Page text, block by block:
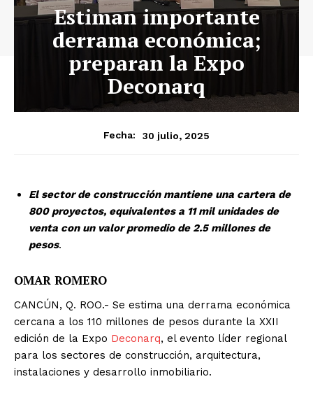
Estiman importante
derrama económica;
preparan la Expo
Deconarq
Fecha: 30 julio, 2025
El sector de construcción mantiene una cartera de
800 proyectos, equivalentes a 11 mil unidades de
venta con un valor promedio de 2.5 millones de
pesos.
OMAR ROMERO
CANCÚN, Q. ROO.- Se estima una derrama económica
cercana a los 110 millones de pesos durante la XXII
edición de la Expo Deconarq, el evento líder regional
para los sectores de construcción, arquitectura,
instalaciones y desarrollo inmobiliario.